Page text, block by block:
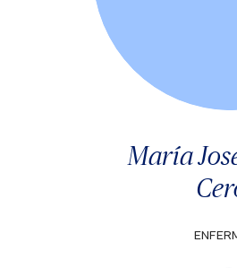
María